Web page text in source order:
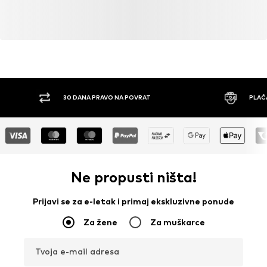
30 DANA PRAVO NA POVRAT
Ne propusti ništa!
Prijavi se za e-letak i primaj ekskluzivne ponude
Za žene Za muškarce
Tvoja e-mail adresa